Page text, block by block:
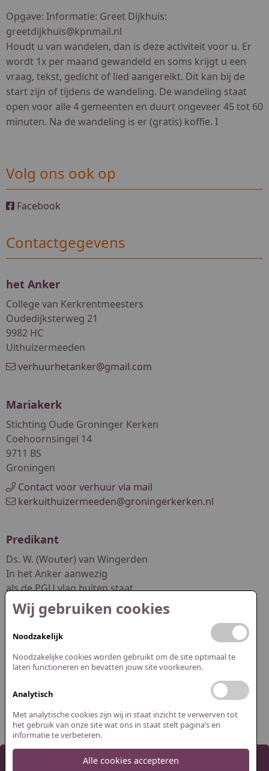
Opgave: Informatie: Greet Dijkhuis:
greetdijkhuis@kpnmail.nl
Houdt u van wandelen, dan is deze activiteit voor u. Er
wordt 1x per maand gewandeld en soms krijgt u een
vraag, tekst, gedicht of lied aangereikt. Dit kan bij de
start zijn of tijdens de wandeling. De wandeling staat
open voor alle 4 gemeenten en duurt ongeveer 45 tot 60
minuten. Na de wandeling is er (gratis) koffie. I
Volg ons ook op
Facebook
Contactgegevens
het Anker
College van Kerkrentmeesters
Oudedijksterweg 21
9982 HC
Uithuizermeeden
verhuurhetanker@gmail.com
Mariakerk
Stichting Oude Groninger Kerken
Coehoornsingel 14
9711 BS
Groningen
Contact voor verhuur via mail
kerkuithuizermeeden@groningerkerken.nl
Predikant
Ds. W. (Wouter) van Wingerden
In het Anker aanwezig
als de PGU vlag buiten staat
dswouter.vanwingerden@pgwuur.nl
Redactie website
Abel Smit
redactie@pguithuizermeeden.nl
2026 Protestantse Gemeente Uithuizermeeden
Wij gebruiken cookies
Noodzakelijk
Noodzakelijke cookies worden gebruikt om de site optimaal te
laten functioneren en bevatten jouw site voorkeuren.
Analytisch
Met analytische cookies zijn wij in staat inzicht te verwerven tot
het gebruik van onze site wat ons in staat stelt pagina’s en
informatie te verbeteren.
Alle cookies accepteren